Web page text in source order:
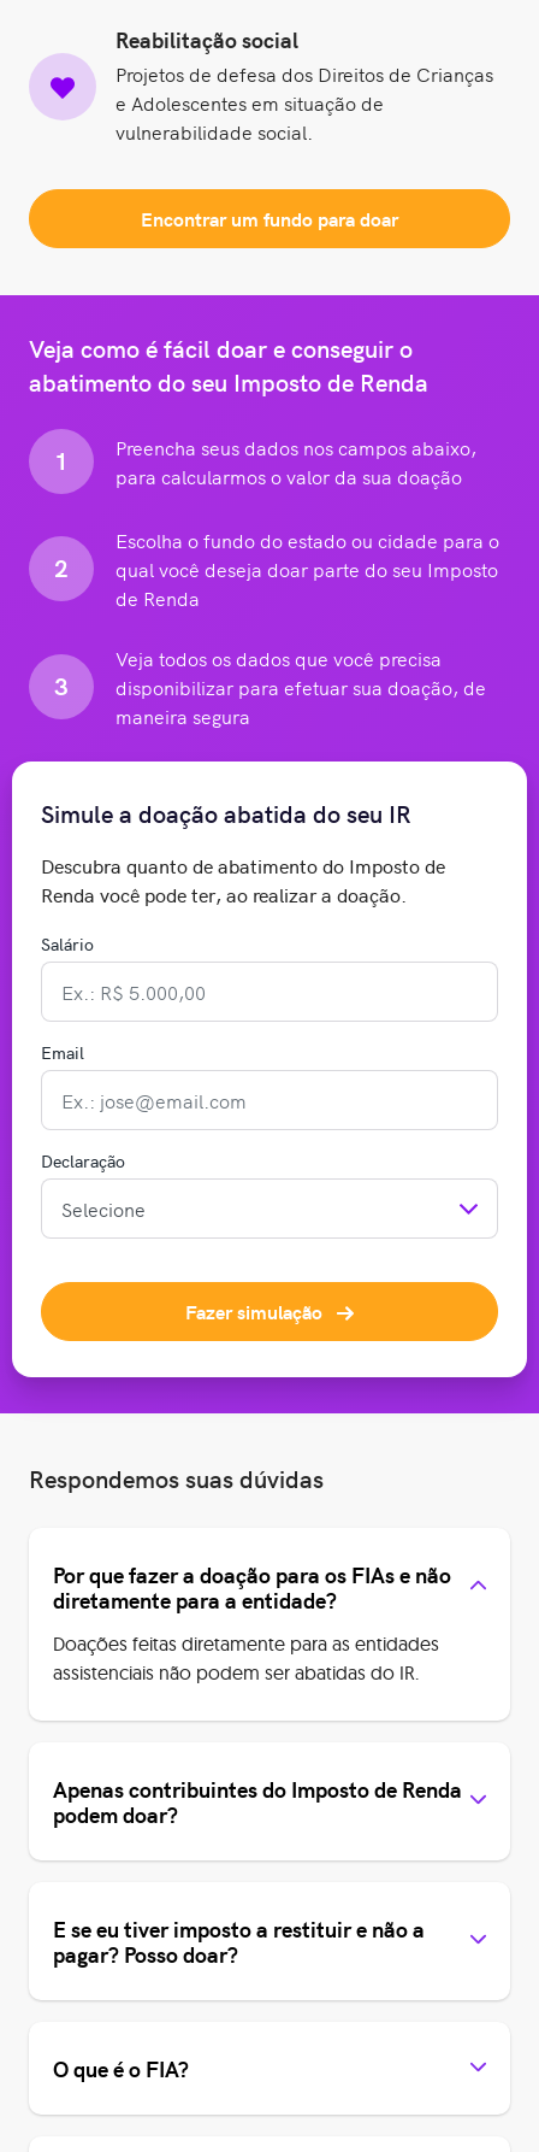
Reabilitação social
Projetos de defesa dos Direitos de Crianças
e Adolescentes em situação de
vulnerabilidade social.
Encontrar um fundo para doar
Veja como é fácil doar e conseguir o
abatimento do seu Imposto de Renda
1
Preencha seus dados nos campos abaixo,
para calcularmos o valor da sua doação
2
Escolha o fundo do estado ou cidade para o
qual você deseja doar parte do seu Imposto
de Renda
3
Veja todos os dados que você precisa
disponibilizar para efetuar sua doação, de
maneira segura
Simule a doação abatida do seu IR
Descubra quanto de abatimento do Imposto de
Renda você pode ter, ao realizar a doação.
Salário
Email
Declaração
Fazer simulação
Respondemos suas dúvidas
Por que fazer a doação para os FIAs e não
diretamente para a entidade?
Doações feitas diretamente para as entidades
assistenciais não podem ser abatidas do IR.
Apenas contribuintes do Imposto de Renda
podem doar?
E se eu tiver imposto a restituir e não a
pagar? Posso doar?
O que é o FIA?